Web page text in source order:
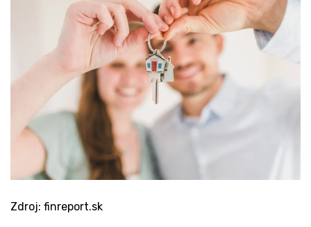
Zdroj: finreport.sk